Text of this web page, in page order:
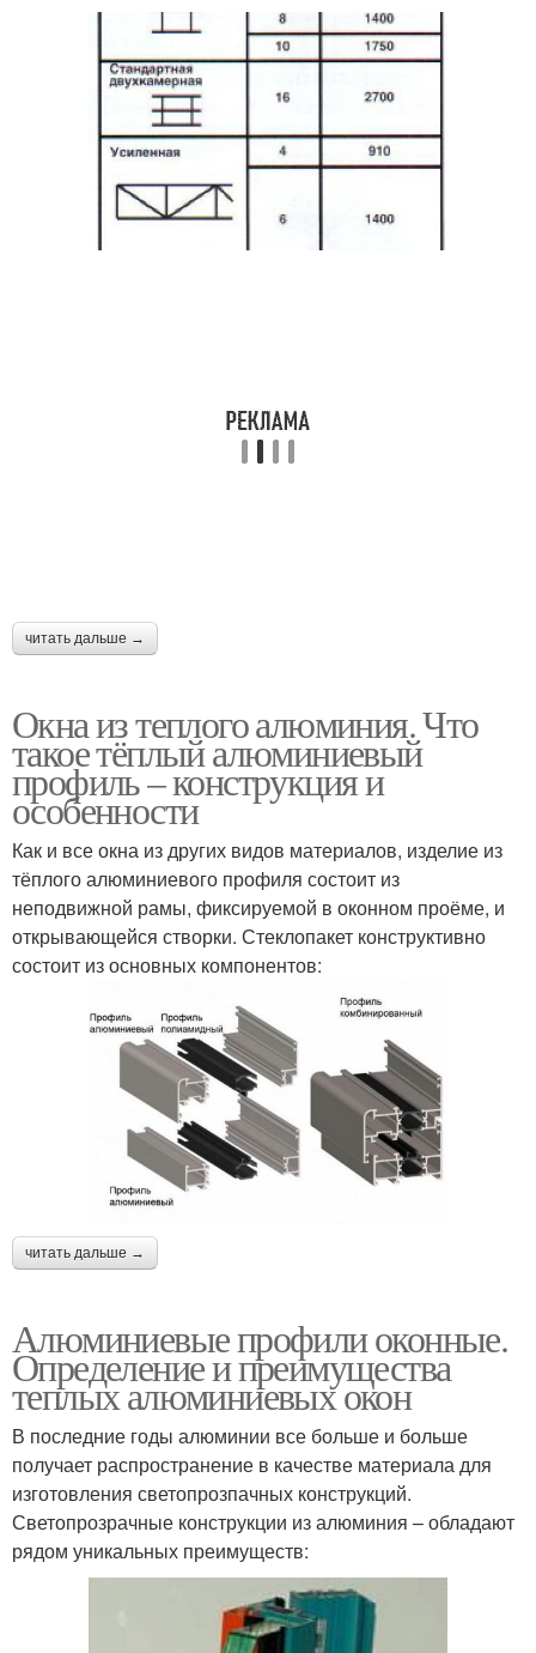
читать дальше →
Окна из теплого алюминия. Что
такое тёплый алюминиевый
профиль – конструкция и
особенности
Как и все окна из других видов материалов, изделие из
тёплого алюминиевого профиля состоит из
неподвижной рамы, фиксируемой в оконном проёме, и
открывающейся створки. Стеклопакет конструктивно
состоит из основных компонентов:
читать дальше →
Алюминиевые профили оконные.
Определение и преимущества
теплых алюминиевых окон
В последние годы алюминии все больше и больше
получает распространение в качестве материала для
изготовления светопрозпачных конструкций.
Светопрозрачные конструкции из алюминия – обладают
рядом уникальных преимуществ: